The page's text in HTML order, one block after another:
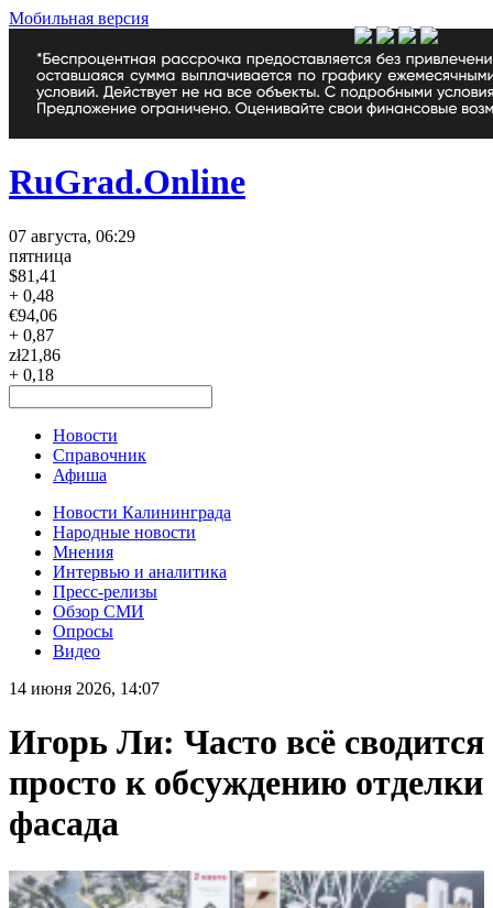
Мобильная версия
RuGrad.Online
07 августа, 06:29
пятница
$81,41
+ 0,48
€94,06
+ 0,87
zł21,86
+ 0,18
Новости
Справочник
Афиша
Новости Калининграда
Народные новости
Мнения
Интервью и аналитика
Пресс-релизы
Обзор СМИ
Опросы
Видео
14 июня 2026, 14:07
Игорь Ли: Часто всё сводится
просто к обсуждению отделки
фасада